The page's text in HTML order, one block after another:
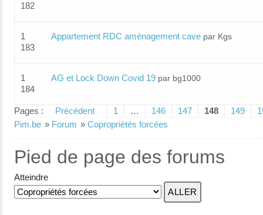
182
1
183
Appartement RDC aménagement cave par Kgs
1
184
AG et Lock Down Covid 19 par bg1000
Pages : Précédent 1 … 146 147 148 149
Pim.be » Forum » Copropriétés forcées
Pied de page des forums
Atteindre